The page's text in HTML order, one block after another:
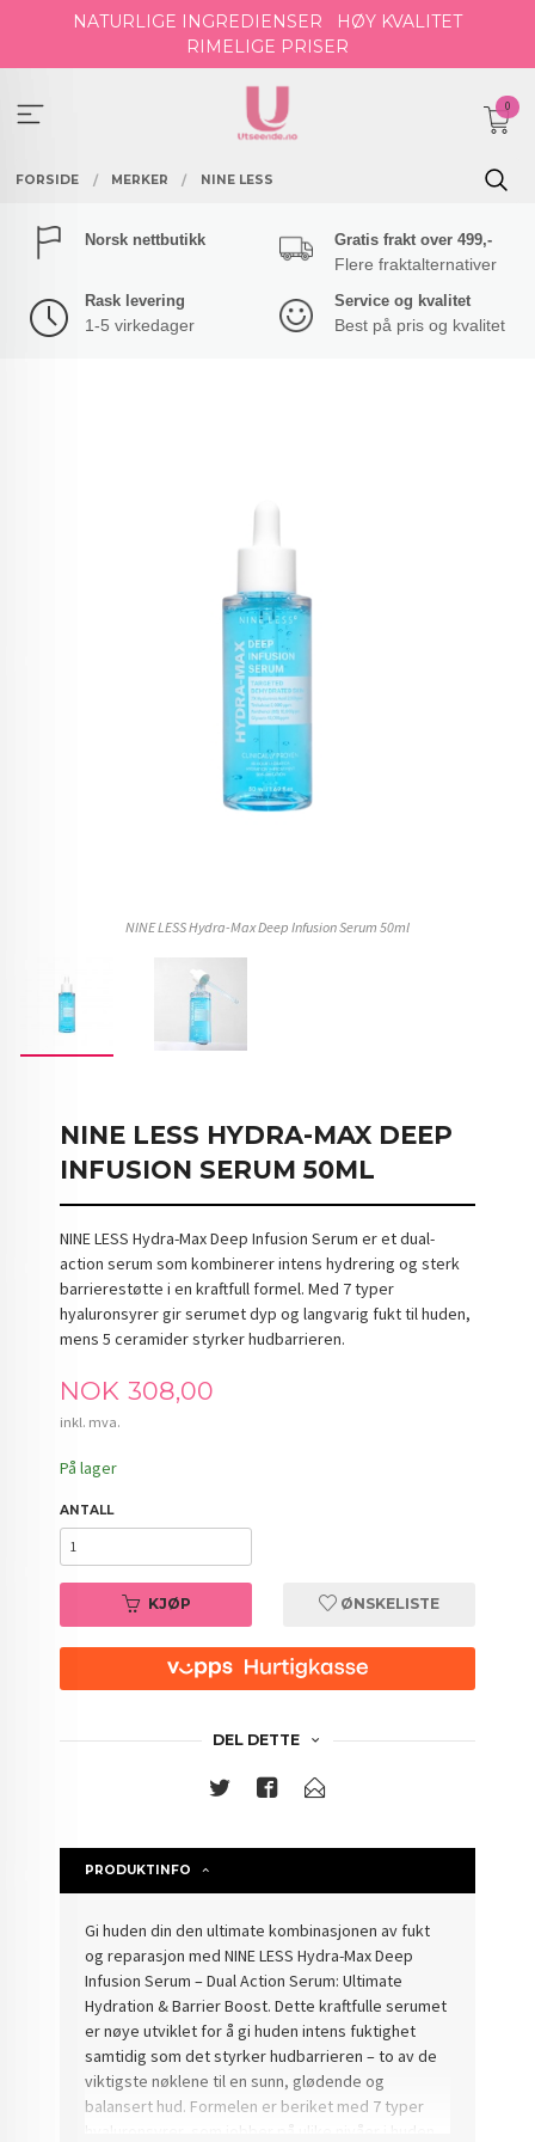
NATURLIGE INGREDIENSER
HØY KVALITET
RIMELIGE PRISER
0
FORSIDE MERKER NINE LESS
Norsk nettbutikk Gratis frakt over 499,-
Flere fraktalternativer
Rask levering
1-5 virkedager
Service og kvalitet
Best på pris og kvalitet
NINE LESS Hydra-Max Deep Infusion Serum 50ml
NINE LESS HYDRA-MAX DEEP
INFUSION SERUM 50ML
NINE LESS Hydra-Max Deep Infusion Serum er et dual-
action serum som kombinerer intens hydrering og sterk
barrierestøtte i en kraftfull formel. Med 7 typer
hyaluronsyrer gir serumet dyp og langvarig fukt til huden,
mens 5 ceramider styrker hudbarrieren.
Pris
NOK 308,00
inkl. mva.
På lager
ANTALL
KJØP ØNSKELISTE
DEL DETTE
PRODUKTINFO
Gi huden din den ultimate kombinasjonen av fukt
og reparasjon med NINE LESS Hydra-Max Deep
Infusion Serum – Dual Action Serum: Ultimate
Hydration & Barrier Boost. Dette kraftfulle serumet
er nøye utviklet for å gi huden intens fuktighet
samtidig som det styrker hudbarrieren – to av de
viktigste nøklene til en sunn, glødende og
balansert hud. Formelen er beriket med 7 typer